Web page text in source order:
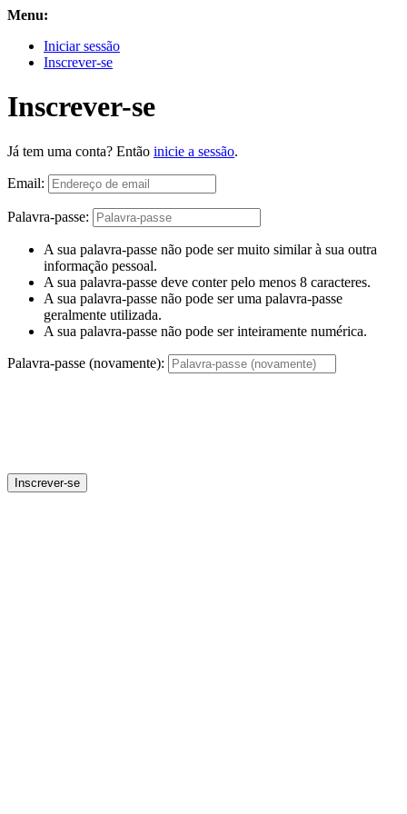
Menu:
Iniciar sessão
Inscrever-se
Inscrever-se
Já tem uma conta? Então inicie a sessão.
Email:
Palavra-passe:
A sua palavra-passe não pode ser muito similar à sua outra
informação pessoal.
A sua palavra-passe deve conter pelo menos 8 caracteres.
A sua palavra-passe não pode ser uma palavra-passe
geralmente utilizada.
A sua palavra-passe não pode ser inteiramente numérica.
Palavra-passe (novamente):
Inscrever-se